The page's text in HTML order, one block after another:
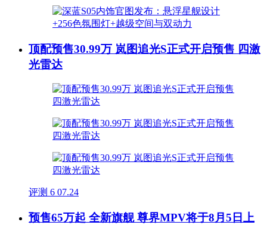
顶配预售30.99万 岚图追光S正式开启预售 四激
光雷达
评测 6 07.24
预售65万起 全新旗舰 尊界MPV将于8月5日上